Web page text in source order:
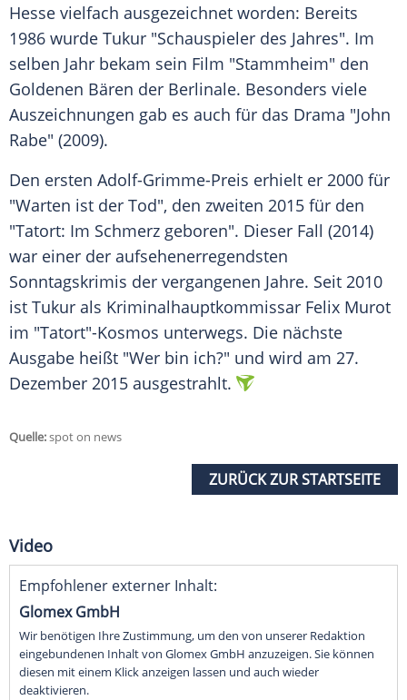
Hesse vielfach ausgezeichnet worden: Bereits
1986 wurde Tukur "Schauspieler des Jahres". Im
selben Jahr bekam sein Film "Stammheim" den
Goldenen Bären der Berlinale. Besonders viele
Auszeichnungen gab es auch für das Drama "John
Rabe" (2009).
Den ersten Adolf-Grimme-Preis erhielt er 2000 für
"Warten ist der Tod", den zweiten 2015 für den
"Tatort: Im Schmerz geboren". Dieser Fall (2014)
war einer der aufsehenerregendsten
Sonntagskrimis der vergangenen Jahre. Seit 2010
ist Tukur als Kriminalhauptkommissar Felix Murot
im "Tatort"-Kosmos unterwegs. Die nächste
Ausgabe heißt "Wer bin ich?" und wird am 27.
Dezember 2015 ausgestrahlt.
Quelle:spot on news
ZURÜCK ZUR STARTSEITE
Video
Empfohlener externer Inhalt:
Glomex GmbH
Wir benötigen Ihre Zustimmung, um den von unserer Redaktion
eingebundenen Inhalt von Glomex GmbH anzuzeigen. Sie können
diesen mit einem Klick anzeigen lassen und auch wieder
deaktivieren.